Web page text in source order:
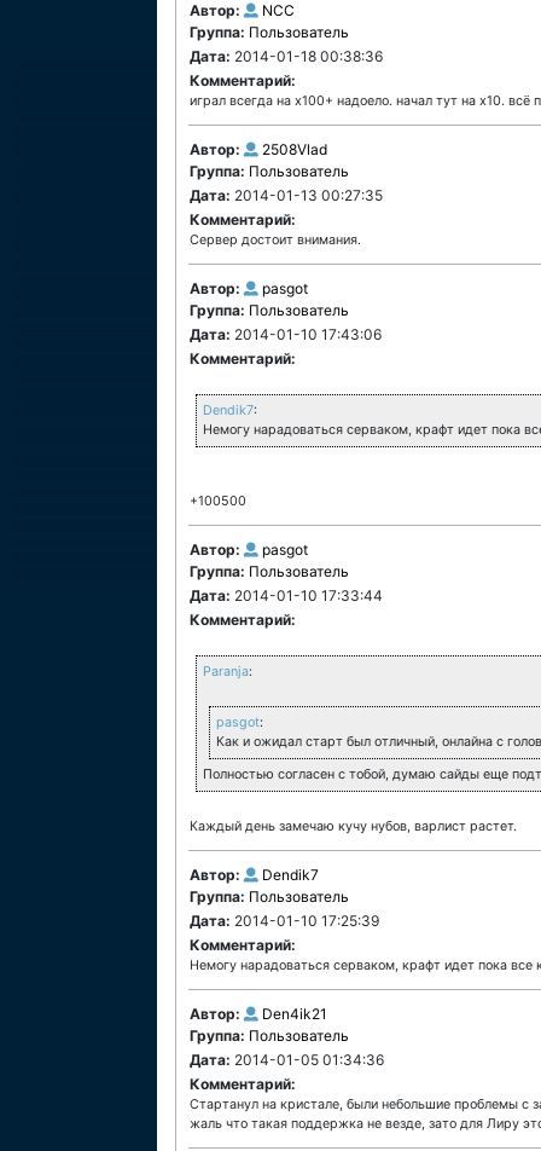
Автор:
NCC
Группа: Пользователь
Дата: 2014-01-18 00:38:36
Комментарий:
играл всегда на х100+ надоело. начал тут на х10.
Автор:
2508Vlad
Группа: Пользователь
Дата: 2014-01-13 00:27:35
Комментарий:
Сервер достоит внимания.
Автор:
pasgot
Группа: Пользователь
Дата: 2014-01-10 17:43:06
Комментарий:
Dendik7:
Немогу нарадоваться серваком, крафт идет пока
+100500
Автор:
pasgot
Группа: Пользователь
Дата: 2014-01-10 17:33:44
Комментарий:
Paranja:
pasgot:
Как и ожидал старт был отличный, онлайна с
Полностью согласен с тобой, думаю сайды еще
Каждый день замечаю кучу нубов, варлист растет.
Автор:
Dendik7
Группа: Пользователь
Дата: 2014-01-10 17:25:39
Комментарий:
Немогу нарадоваться серваком, крафт идет пока все
Автор:
Den4ik21
Группа: Пользователь
Дата: 2014-01-05 01:34:36
Комментарий:
Стартанул на кристале, были небольшие проблемы с
жаль что такая поддержка не везде, зато для Лиру